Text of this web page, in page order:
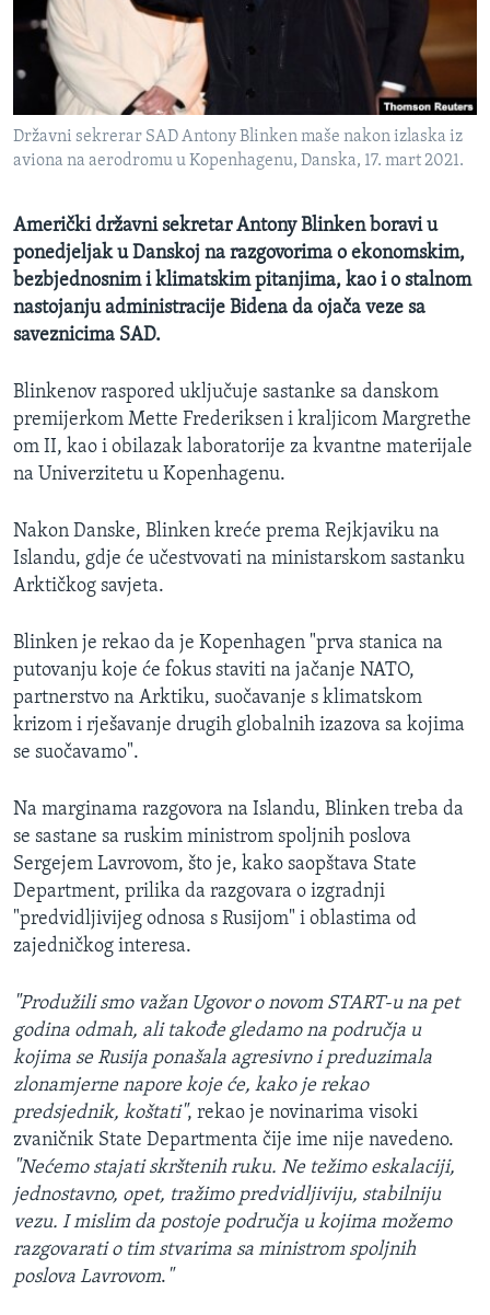
MAGAZIN
O GLASU AMERIKE
Learning English
Jezici
Državni sekrerar SAD Antony Blinken maše nakon izlaska iz
aviona na aerodromu u Kopenhagenu, Danska, 17. mart 2021.
Američki državni sekretar Antony Blinken boravi u
ponedjeljak u Danskoj na razgovorima o ekonomskim,
bezbjednosnim i klimatskim pitanjima, kao i o stalnom
nastojanju administracije Bidena da ojača veze sa
saveznicima SAD.
Blinkenov raspored uključuje sastanke sa danskom
premijerkom Mette Frederiksen​ i kraljicom Margrethe​
om II, kao i obilazak laboratorije za kvantne materijale
na Univerzitetu u Kopenhagenu.
Nakon Danske, Blinken kreće prema Rejkjaviku na
Islandu, gdje će učestvovati na ministarskom sastanku
Arktičkog savjeta.
Blinken je rekao da je Kopenhagen "prva stanica na
putovanju koje će fokus staviti na jačanje NATO,
partnerstvo na Arktiku, suočavanje s klimatskom
krizom i rješavanje drugih globalnih izazova sa kojima
se suočavamo".
Na marginama razgovora na Islandu, Blinken treba da
se sastane sa ruskim ministrom spoljnih poslova
Sergejem Lavrovom, što je, kako saopštava State
Department, prilika da razgovara o izgradnji
"predvidljivijeg odnosa s Rusijom" i oblastima od
zajedničkog interesa.
"Produžili smo važan Ugovor o novom START-u na pet
godina odmah, ali takođe gledamo na područja u
kojima se Rusija ponašala agresivno i preduzimala
zlonamjerne napore koje će, kako je rekao
predsjednik, koštati", rekao je novinarima visoki
zvaničnik State Departmenta čije ime nije navedeno.
"Nećemo stajati skrštenih ruku. Ne težimo eskalaciji,
jednostavno, opet, tražimo predvidljiviju, stabilniju
vezu. I mislim da postoje područja u kojima možemo
razgovarati o tim stvarima sa ministrom spoljnih
poslova Lavrovom. "